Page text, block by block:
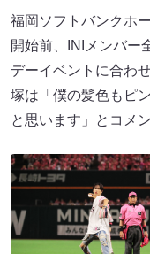
福岡ソフトバンクホ
開始前、INIメンバー
デーイベントに合わ
塚は「僕の髪色もピ
と思います」とコメ